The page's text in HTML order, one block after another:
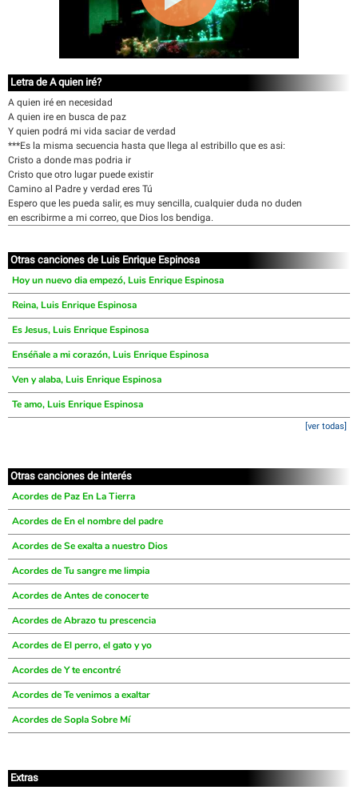
Letra de A quien iré?
A quien iré en necesidad
A quien ire en busca de paz
Y quien podrá mi vida saciar de verdad
***Es la misma secuencia hasta que llega al estribillo que es asi:
Cristo a donde mas podria ir
Cristo que otro lugar puede existir
Camino al Padre y verdad eres Tú
Espero que les pueda salir, es muy sencilla, cualquier duda no duden
en escribirme a mi correo, que Dios los bendiga.
Otras canciones de Luis Enrique Espinosa
Hoy un nuevo dia empezó, Luis Enrique Espinosa
Reina, Luis Enrique Espinosa
Es Jesus, Luis Enrique Espinosa
Enséñale a mi corazón, Luis Enrique Espinosa
Ven y alaba, Luis Enrique Espinosa
Te amo, Luis Enrique Espinosa
[ver todas]
Otras canciones de interés
Acordes de Paz En La Tierra
Acordes de En el nombre del padre
Acordes de Se exalta a nuestro Dios
Acordes de Tu sangre me limpia
Acordes de Antes de conocerte
Acordes de Abrazo tu prescencia
Acordes de El perro, el gato y yo
Acordes de Y te encontré
Acordes de Te venimos a exaltar
Acordes de Sopla Sobre Mí
Extras